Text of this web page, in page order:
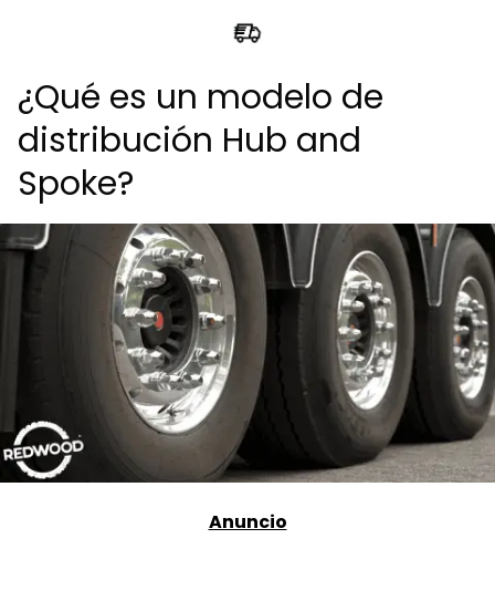
¿Qué es un modelo de
distribución Hub and
Spoke?